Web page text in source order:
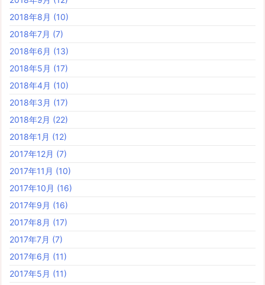
2018年8月 (10)
2018年7月 (7)
2018年6月 (13)
2018年5月 (17)
2018年4月 (10)
2018年3月 (17)
2018年2月 (22)
2018年1月 (12)
2017年12月 (7)
2017年11月 (10)
2017年10月 (16)
2017年9月 (16)
2017年8月 (17)
2017年7月 (7)
2017年6月 (11)
2017年5月 (11)